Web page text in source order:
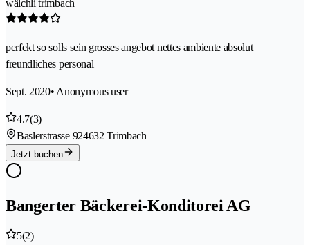
wälchli trimbach
perfekt so solls sein grosses angebot nettes ambiente absolut
freundliches personal
Sept. 2020• Anonymous user
4.7(3)
Baslerstrasse 924632 Trimbach
Jetzt buchen
Bangerter Bäckerei-Konditorei AG
5(2)